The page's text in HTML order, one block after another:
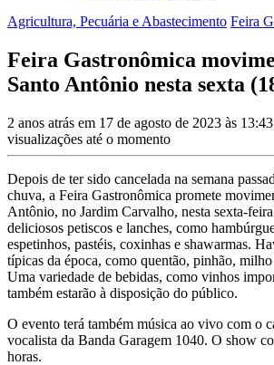
Agricultura, Pecuária e Abastecimento Feira
Feira Gastronômica
Santo Antônio nesta sexta
2 anos atrás em 17 de agosto de 2023 às
visualizações até o momento
Depois de ter sido cancelada na semana
chuva, a Feira Gastronômica promete
Antônio, no Jardim Carvalho, nesta sexta-
deliciosos petiscos e lanches, como
espetinhos, pastéis, coxinhas e shawarmas.
típicas da época, como quentão, pinhão,
Uma variedade de bebidas, como vinhos
também estarão à disposição do público.
O evento terá também música ao vivo com o
vocalista da Banda Garagem 1040. O show
horas.